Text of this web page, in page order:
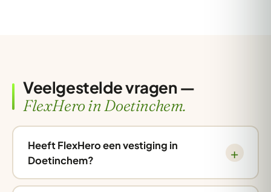
Veelgestelde vragen —
FlexHero in Doetinchem.
Heeft FlexHero een vestiging in
Doetinchem?